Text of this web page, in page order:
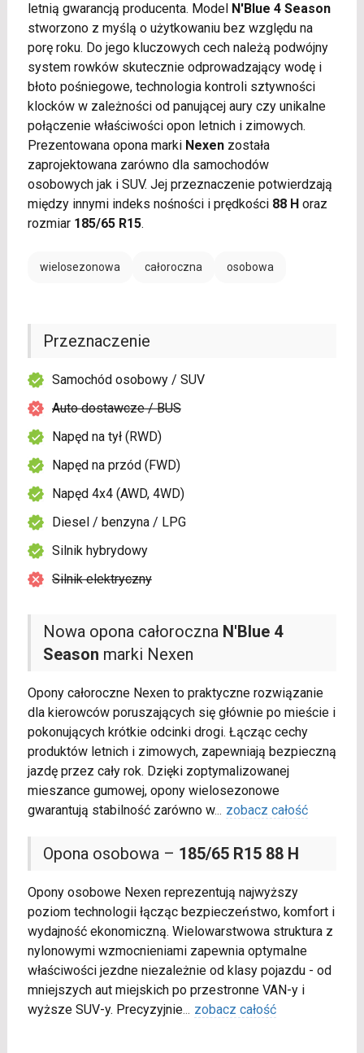
letnią gwarancją producenta. Model N'Blue 4 Season
stworzono z myślą o użytkowaniu bez względu na
porę roku. Do jego kluczowych cech należą podwójny
system rowków skutecznie odprowadzający wodę i
błoto pośniegowe, technologia kontroli sztywności
klocków w zależności od panującej aury czy unikalne
połączenie właściwości opon letnich i zimowych.
Prezentowana opona marki Nexenzostała
zaprojektowana zarówno dla samochodów
osobowych jak i SUV. Jej przeznaczenie potwierdzają
między innymi indeks nośności i prędkości 88 Horaz
rozmiar 185/65 R15.
wielosezonowa całoroczna osobowa
Nowa opona całoroczna N'Blue 4
Season marki Nexen
Opony całoroczne Nexen to praktyczne rozwiązanie
dla kierowców poruszających się głównie po mieście i
pokonujących krótkie odcinki drogi. Łącząc cechy
produktów letnich i zimowych, zapewniają bezpieczną
jazdę przez cały rok. Dzięki zoptymalizowanej
mieszance gumowej, opony wielosezonowe
gwarantują stabilność zarówno w... zobacz całość
Opona osobowa – 185/65 R15 88 H
Opony osobowe Nexen reprezentują najwyższy
poziom technologii łącząc bezpieczeństwo, komfort i
wydajność ekonomiczną. Wielowarstwowa struktura z
nylonowymi wzmocnieniami zapewnia optymalne
właściwości jezdne niezależnie od klasy pojazdu - od
mniejszych aut miejskich po przestronne VAN-y i
wyższe SUV-y. Precyzyjnie... zobacz całość
Przeznaczenie
Samochód osobowy / SUV
Auto dostawcze / BUS
Napęd na tył (RWD)
Napęd na przód (FWD)
Napęd 4x4 (AWD, 4WD)
Diesel / benzyna / LPG
Silnik hybrydowy
Silnik elektryczny